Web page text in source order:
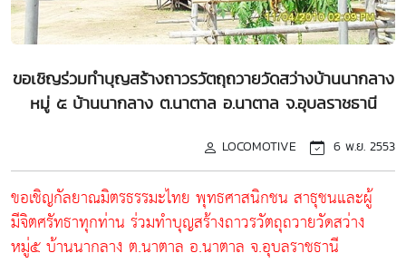
ขอเชิญร่วมทำบุญสร้างถาวรวัตถุถวายวัดสว่างบ้านนากลาง
หมู่ ๕ บ้านนากลาง ต.นาตาล อ.นาตาล จ.อุบลราชธานี
LOCOMOTIVE 6 พ.ย. 2553
ขอเชิญกัลยาณมิตรธรรมะไทย พุทธศาสนิกชน สาธุชนและผู้
มีจิตศรัทธาทุกท่าน ร่วมทำบุญสร้างถาวรวัตถุถวายวัดสว่าง
หมู่๕ บ้านนากลาง ต.นาตาล อ.นาตาล จ.อุบลราชธานี